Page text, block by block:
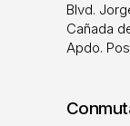
Blvd.
Cañada
Apdo.